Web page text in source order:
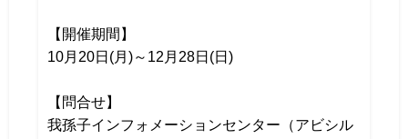
【開催期間】
10月20日(月)～12月28日(日)
【問合せ】
我孫子インフォメーションセンター（アビシル